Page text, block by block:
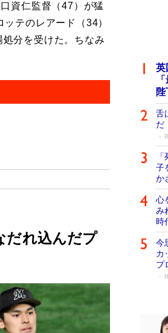
資仁監督（47）が猛
テのレアード（34）
分を受けた。ちなみ
だれ込んだプ
英
舌
だ
子
か
心
み
時
今
カ
プ